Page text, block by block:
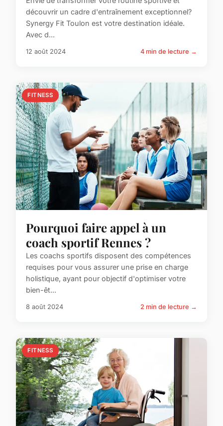
découvrir un cadre d'entraînement exceptionnel?
Synergy Fit Toulon est votre destination idéale.
Avec d...
12 août 2024 4 min de lecture →
FITNESS
Pourquoi faire appel à un
coach sportif Rennes ?
Les coachs sportifs disposent des compétences
requises pour vous assurer une prise en charge
holistique, ayant pour objectif d'optimiser votre
bien-êt...
8 août 2024 2 min de lecture →
FITNESS